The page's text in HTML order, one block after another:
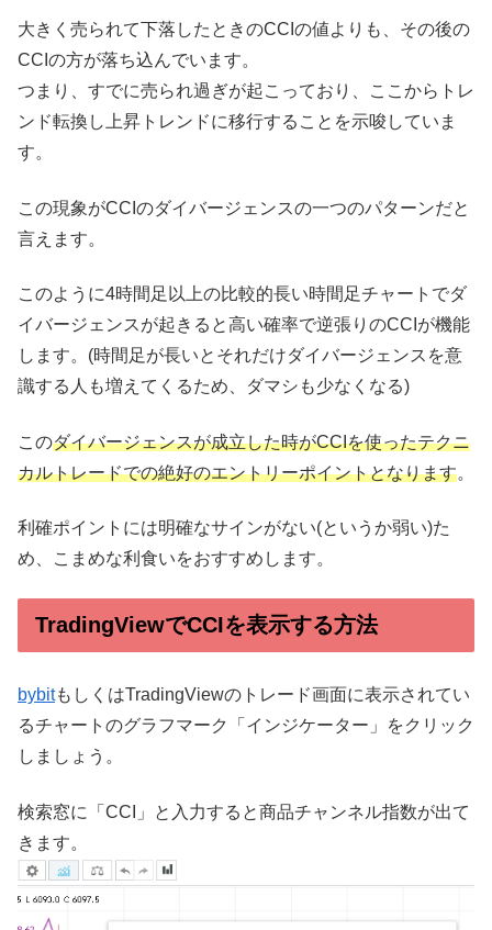
大きく売られて下落したときのCCIの値よりも、その後の
CCIの方が落ち込んでいます。
つまり、すでに売られ過ぎが起こっており、ここからトレ
ンド転換し上昇トレンドに移行することを示唆していま
す。
この現象がCCIのダイバージェンスの一つのパターンだと
言えます。
このように4時間足以上の比較的長い時間足チャートでダ
イバージェンスが起きると高い確率で逆張りのCCIが機能
します。(時間足が長いとそれだけダイバージェンスを意
識する人も増えてくるため、ダマシも少なくなる)
このダイバージェンスが成立した時がCCIを使ったテクニ
カルトレードでの絶好のエントリーポイントとなります。
利確ポイントには明確なサインがない(というか弱い)た
め、こまめな利食いをおすすめします。
TradingViewでCCIを表示する方法
bybitもしくはTradingViewのトレード画面に表示されてい
るチャートのグラフマーク「インジケーター」をクリック
しましょう。
検索窓に「CCI」と入力すると商品チャンネル指数が出て
きます。